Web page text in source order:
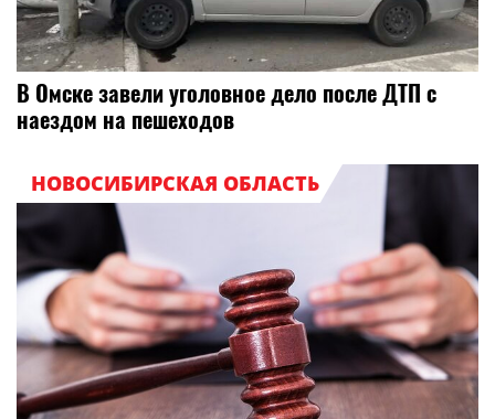
В Омске завели уголовное дело после ДТП с
наездом на пешеходов
НОВОСИБИРСКАЯ ОБЛАСТЬ